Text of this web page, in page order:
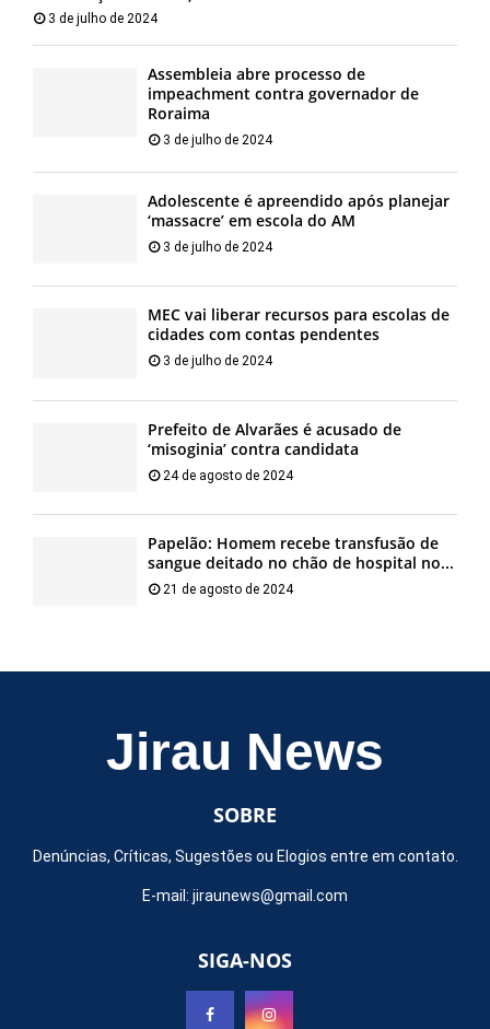
3 de julho de 2024
Assembleia abre processo de
impeachment contra governador de
Roraima
3 de julho de 2024
Adolescente é apreendido após planejar
‘massacre’ em escola do AM
3 de julho de 2024
MEC vai liberar recursos para escolas de
cidades com contas pendentes
3 de julho de 2024
Prefeito de Alvarães é acusado de
‘misoginia’ contra candidata
24 de agosto de 2024
Papelão: Homem recebe transfusão de
sangue deitado no chão de hospital no...
21 de agosto de 2024
Jirau News
SOBRE
Denúncias, Críticas, Sugestões ou Elogios entre em contato.
E-mail: jiraunews@gmail.com
SIGA-NOS